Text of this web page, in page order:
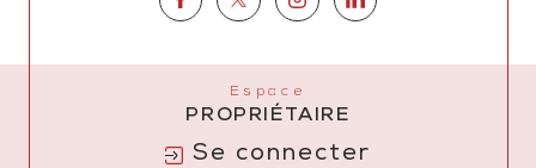
Espace
PROPRIÉTAIRE
Se connecter